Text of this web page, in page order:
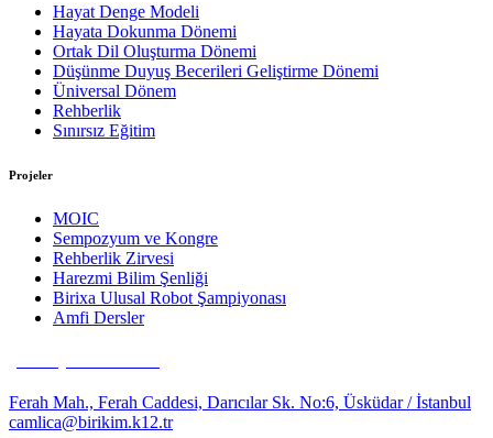
Hayat Denge Modeli
Hayata Dokunma Dönemi
Ortak Dil Oluşturma Dönemi
Düşünme Duyuş Becerileri Geliştirme Dönemi
Üniversal Dönem
Rehberlik
Sınırsız Eğitim
Projeler
MOIC
Sempozyum ve Kongre
Rehberlik Zirvesi
Harezmi Bilim Şenliği
Birixa Ulusal Robot Şampiyonası
Amfi Dersler
Ferah Mah., Ferah Caddesi, Darıcılar Sk. No:6, Üsküdar / İstanbul
camlica@birikim.k12.tr